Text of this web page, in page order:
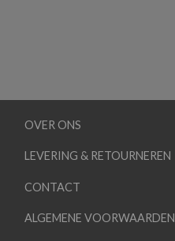
OVER ONS
LEVERING & RETOURNEREN
CONTACT
ALGEMENE VOORWAARDEN